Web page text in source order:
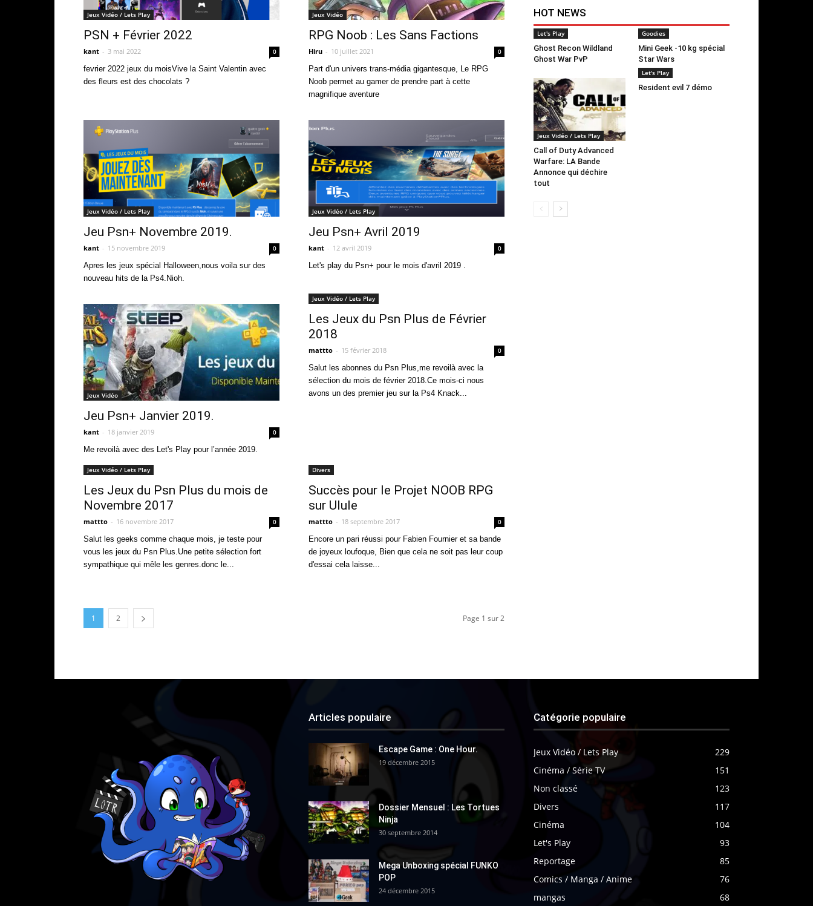
Jeux Vidéo / Lets Play
PSN + Février 2022
kant - 3 mai 2022 0
fevrier 2022 jeux du moisVive la Saint Valentin avec
des fleurs est des chocolats ?
Jeux Vidéo
RPG Noob : Les Sans Factions
Hiru - 10 juillet 2021 0
Part d'un univers trans-média gigantesque, Le RPG
Noob permet au gamer de prendre part à cette
magnifique aventure
Jeux Vidéo / Lets Play
Jeu Psn+ Novembre 2019.
kant - 15 novembre 2019 0
Apres les jeux spécial Halloween,nous voila sur des
nouveau hits de la Ps4.Nioh.
Jeux Vidéo / Lets Play
Jeu Psn+ Avril 2019
kant - 12 avril 2019 0
Let's play du Psn+ pour le mois d'avril 2019 .
Jeux Vidéo
Jeu Psn+ Janvier 2019.
kant - 18 janvier 2019 0
Me revoilà avec des Let's Play pour l’année 2019.
Jeux Vidéo / Lets Play
Les Jeux du Psn Plus de Février
2018
mattto - 15 février 2018 0
Salut les abonnes du Psn Plus,me revoilà avec la
sélection du mois de février 2018.Ce mois-ci nous
avons un des premier jeu sur la Ps4 Knack...
Jeux Vidéo / Lets Play
Les Jeux du Psn Plus du mois de
Novembre 2017
mattto - 16 novembre 2017 0
Salut les geeks comme chaque mois, je teste pour
vous les jeux du Psn Plus.Une petite sélection fort
sympathique qui mêle les genres.donc le...
Divers
Succès pour le Projet NOOB RPG
sur Ulule
mattto - 18 septembre 2017 0
Encore un pari réussi pour Fabien Fournier et sa bande
de joyeux loufoque, Bien que cela ne soit pas leur coup
d'essai cela laisse...
1 2 Page 1 sur 2
HOT NEWS
Let's Play
Ghost Recon Wildland
Ghost War PvP
Goodies
Mini Geek -10 kg spécial
Star Wars
Jeux Vidéo / Lets Play
Call of Duty Advanced
Warfare: LA Bande
Annonce qui déchire
tout
Let's Play
Resident evil 7 démo
Articles populaire
Escape Game : One Hour.
19 décembre 2015
Dossier Mensuel : Les Tortues
Ninja
30 septembre 2014
Mega Unboxing spécial FUNKO
POP
24 décembre 2015
Catégorie populaire
Jeux Vidéo / Lets Play
229
Cinéma / Série TV
151
Non classé
123
Divers
117
Cinéma
104
Let's Play
93
Reportage
85
Comics / Manga / Anime
76
mangas
68